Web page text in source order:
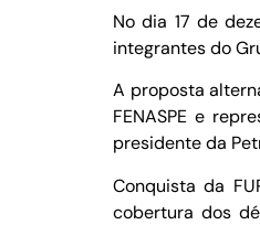
No dia 17 de
integrantes do
A proposta
FENASPE e
presidente da
Conquista da
cobertura dos